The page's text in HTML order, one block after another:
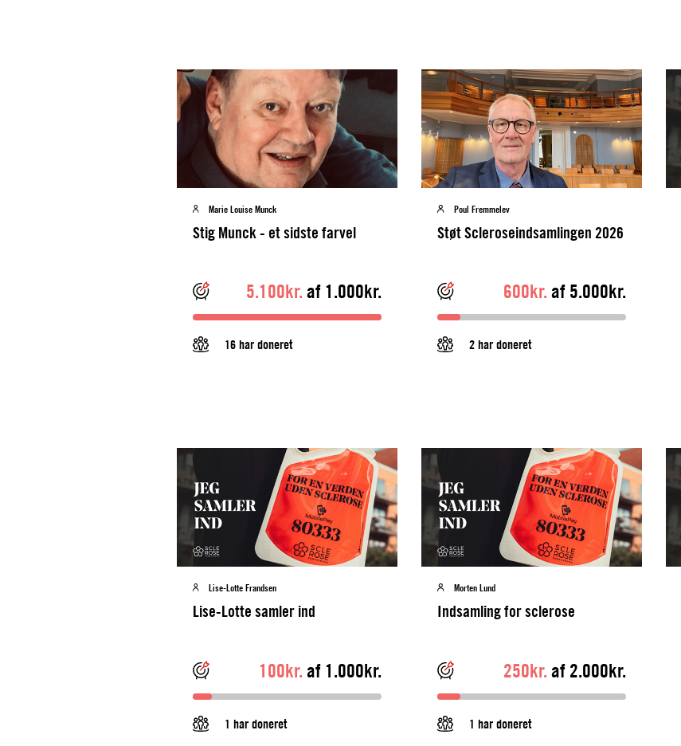
Marie Louise Munck
Stig Munck - et sidste farvel
5.100kr.af 1.000kr.
16 har doneret
Poul Fremmelev
Støt Scleroseindsamlingen 2026
600kr.af 5.000kr.
2 har doneret
Lise-Lotte Frandsen
Lise-Lotte samler ind
100kr.af 1.000kr.
1 har doneret
Morten Lund
Indsamling for sclerose
250kr.af 2.000kr.
1 har doneret